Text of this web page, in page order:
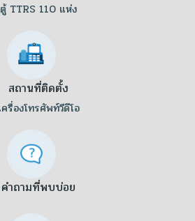
ตู้ TTRS 110 แห่ง
สถานที่ติดตั้ง
ครื่องโทรศัพท์วีดีโอ
คำถามที่พบบ่อย